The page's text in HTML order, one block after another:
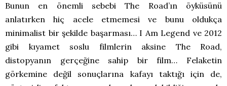
Bunun en önemli sebebi The Road’ın öyküsünü
anlatırken hiç acele etmemesi ve bunu oldukça
minimalist bir şekilde başarması… I Am Legend ve 2012
gibi kıyamet soslu filmlerin aksine The Road,
distopyanın gerçeğine sahip bir film… Felaketin
görkemine değil sonuçlarına kafayı taktığı için de,